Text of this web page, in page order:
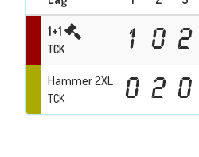
1+1
TCK 1 0 2
Hammer 2XL
TCK 0 2 0